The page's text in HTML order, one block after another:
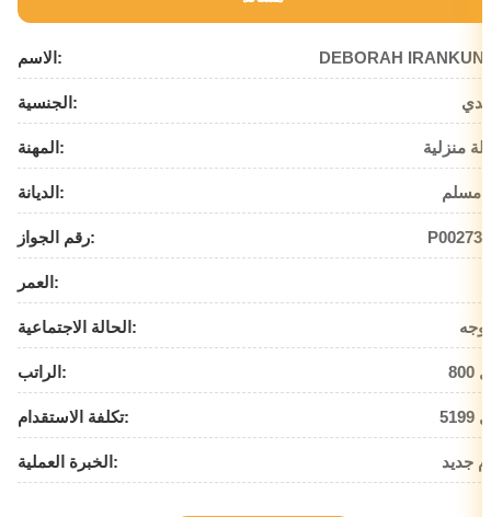
الاسم: DEBORAH
الجنسية:
المهنة: منزلية
الديانة: مسلم
رقم الجواز:
العمر:
الحالة الاجتماعية:
الراتب:
تكلفة الاستقدام:
الخبرة العملية: جديد